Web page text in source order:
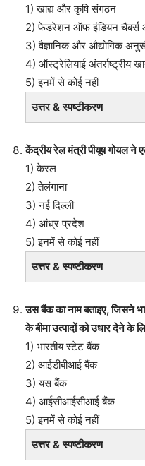
1) खाद्य और कृषि संगठन
2) फेडरेशन ऑफ इंडियन चैंबर्स
3) वैज्ञानिक और औद्योगिक
4) ऑस्ट्रेलियाई अंतर्राष्ट्रीय
5) इनमें से कोई नहीं
उत्तर & स्पष्टीकरण
केंद्रीय रेल मंत्री पीयूष गोयल ने
1) केरल
2) तेलंगाना
3) नई दिल्ली
4) आंध्र प्रदेश
5) इनमें से कोई नहीं
उत्तर & स्पष्टीकरण
उस बैंक का नाम बताइए, जिसने
के बीमा उत्पादों को उधार देने के
1) भारतीय स्टेट बैंक
2) आईडीबीआई बैंक
3) यस बैंक
4) आईसीआईसीआई बैंक
5) इनमें से कोई नहीं
उत्तर & स्पष्टीकरण